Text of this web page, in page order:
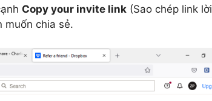
Copy your invite link (Sao chép link lời
muốn chia sẻ.